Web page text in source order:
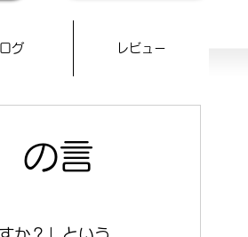
グ レビュー
の言